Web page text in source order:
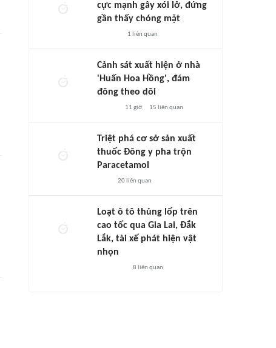
cực mạnh gây xói lở, đứng
gần thấy chóng mặt
1 liên quan
Cảnh sát xuất hiện ở nhà
'Huấn Hoa Hồng', đám
đông theo dõi
11 giờ 15 liên quan
Triệt phá cơ sở sản xuất
thuốc Đông y pha trộn
Paracetamol
20liên quan
Loạt ô tô thủng lốp trên
cao tốc qua Gia Lai, Đắk
Lắk, tài xế phát hiện vật
nhọn
8 liên quan